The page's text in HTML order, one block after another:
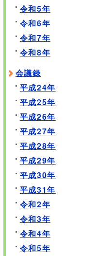
令和5年
令和6年
令和7年
令和8年
会議録
平成24年
平成25年
平成26年
平成27年
平成28年
平成29年
平成30年
平成31年
令和2年
令和3年
令和4年
令和5年